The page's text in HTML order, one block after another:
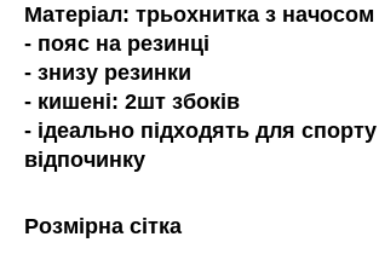
Матеріал: трьохнитка з начосом
- пояс на резинці
- знизу резинки
- кишені: 2шт збоків
- ідеально підходять для спорту
відпочинку
Розмірна сітка